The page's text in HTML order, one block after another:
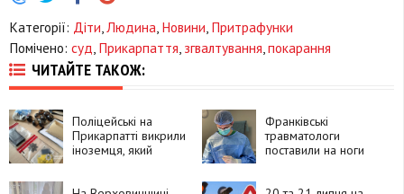
Категорії: Діти Людина Новини Притрафунки
Помічено: суд Прикарпаття згвалтування покарання
ЧИТАЙТЕ ТАКОЖ:
Поліцейські на
Прикарпатті викрили
іноземця, який
Франківські
травматологи
поставили на ноги